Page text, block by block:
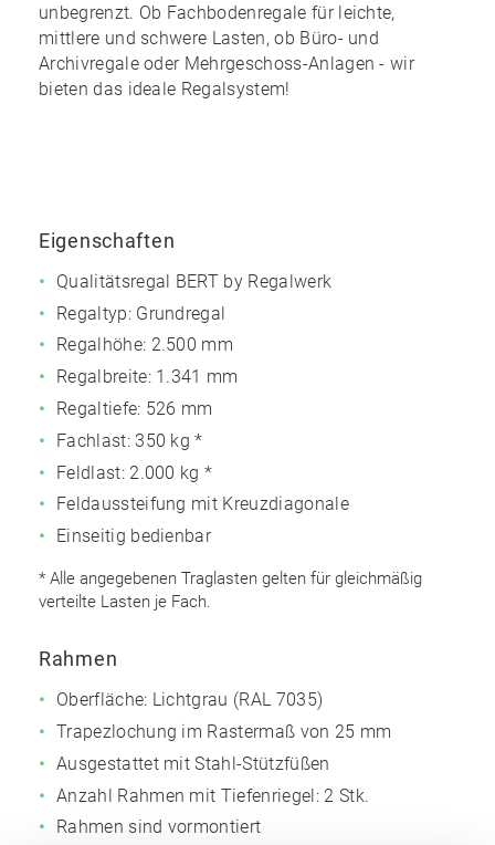
unbegrenzt. Ob Fachbodenregale für leichte,
mittlere und schwere Lasten, ob Büro- und
Archivregale oder Mehrgeschoss-Anlagen - wir
bieten das ideale Regalsystem!
Eigenschaften
Qualitätsregal BERT by Regalwerk
Regaltyp: Grundregal
Regalhöhe: 2.500 mm
Regalbreite: 1.341 mm
Regaltiefe: 526 mm
Fachlast: 350 kg *
Feldlast: 2.000 kg *
Feldaussteifung mit Kreuzdiagonale
Einseitig bedienbar
* Alle angegebenen Traglasten gelten für gleichmäßig
verteilte Lasten je Fach.
Rahmen
Oberfläche: Lichtgrau (RAL 7035)
Trapezlochung im Rastermaß von 25 mm
Ausgestattet mit Stahl-Stützfüßen
Anzahl Rahmen mit Tiefenriegel: 2 Stk.
Rahmen sind vormontiert